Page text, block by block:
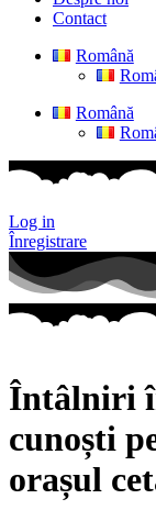
Contact
Română
Română
Log in
Înregistrare
Întâlniri
cunoști
orașul